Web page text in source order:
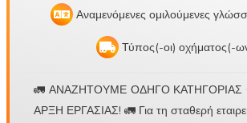
Αναμενόμενες ομιλούμενες
Τύπος(-οι) οχήματος(-
🚛 ΑΝΑΖΗΤΟΥΜΕ ΟΔΗΓΟ ΚΑΤΗΓΟΡΙΑΣ C+E – ΑΜΕΣΗ ΕΝ
ΑΡΞΗ ΕΡΓΑΣΙΑΣ! 🚛 Για τη σταθερή εταιρεία μας, η οποία λει